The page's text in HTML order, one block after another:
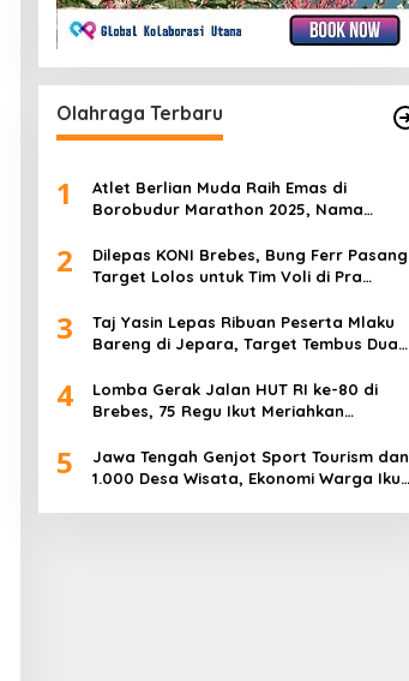
Olahraga Terbaru
1
Atlet Berlian Muda Raih Emas di
Borobudur Marathon 2025, Nama
2
Dilepas KONI Brebes, Bung Ferr Pasang
Target Lolos untuk Tim Voli di Pra
3
Taj Yasin Lepas Ribuan Peserta Mlaku
Bareng di Jepara, Target Tembus Dua
4
Lomba Gerak Jalan HUT RI ke-80 di
Brebes, 75 Regu Ikut Meriahkan
5
Jawa Tengah Genjot Sport Tourism dan
1.000 Desa Wisata, Ekonomi Warga Ikut